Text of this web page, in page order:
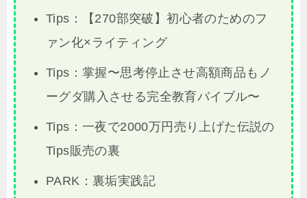
Tips：【270部突破】初心者のためのフ
ァン化×ライティング
Tips：掌握〜思考停止させ高額商品もノ
ーグダ購入させる完全教育バイブル〜
Tips：一夜で2000万円売り上げた伝説の
Tips販売の裏
PARK：裏垢実践記